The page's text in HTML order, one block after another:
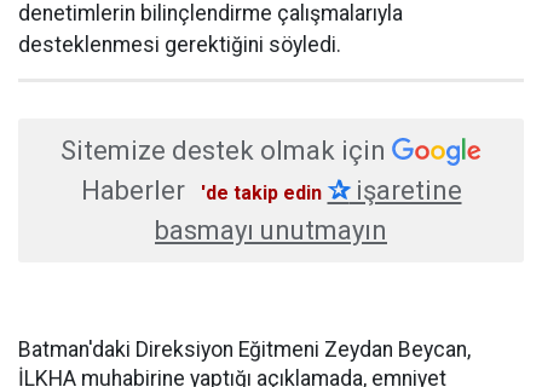
denetimlerin bilinçlendirme çalışmalarıyla
desteklenmesi gerektiğini söyledi.
Sitemize destek olmak için
Haberler
'de takip edin ✰işaretine
basmayı unutmayın
Batman'daki Direksiyon Eğitmeni Zeydan Beycan,
İLKHA muhabirine yaptığı açıklamada, emniyet